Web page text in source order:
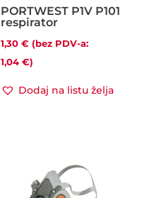
PORTWEST P1V P101
respirator
1,30€ (bez PDV-a:
1,04€)
Dodaj na listu želja